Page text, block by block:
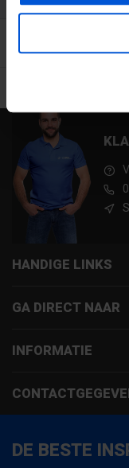
Ruime voorraad in
HANDIGE LINKS
GA DIRECT NAAR
INFORMATIE
DE BESTE